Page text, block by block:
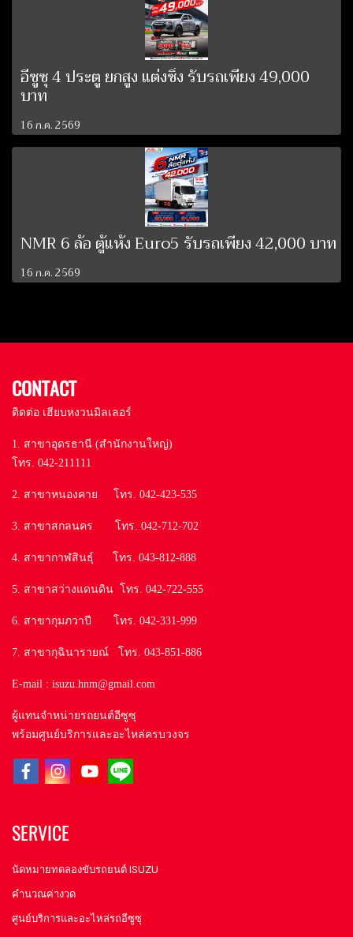
อีซูซุ 4 ประตู ยกสูง แต่งซิ่ง รับรถเพียง 49,000
บาท
16 ก.ค. 2569
NMR 6 ล้อ ตู้แห้ง Euro5 รับรถเพียง 42,000 บาท
16 ก.ค. 2569
CONTACT
ติดต่อ เฮียบหงวนมิลเลอร์
1. สาขาอุดรธานี (สำนักงานใหญ่)
โทร. 042-211111
2. สาขาหนองคาย โทร. 042-423-535
3. สาขาสกลนคร โทร. 042-712-702
4. สาขากาฬสินธุ์ โทร. 043-812-888
5. สาขาสว่างแดนดิน โทร. 042-722-555
6. สาขากุมภวาปี โทร. 042-331-999
7. สาขากุฉินารายณ์ โทร. 043-851-886
E-mail : isuzu.hnm@gmail.com
ผู้แทนจำหน่ายรถยนต์อีซูซุ
พร้อมศูนย์บริการและอะไหล่ครบวงจร
SERVICE
นัดหมายทดลองขับรถยนต์ ISUZU
คำนวณค่างวด
ศูนย์บริการและอะไหล่รถอีซูซุ